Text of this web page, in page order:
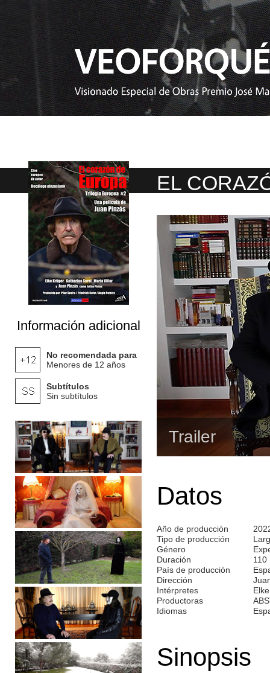
Información adicional
No recomendada para
Menores de 12 años
Subtítulos
Sin subtítulos
EL
Trailer
Datos
Año de producción
Tipo de producción
Género
Duración
110
País de producción
Dirección
Intérpretes
Productoras
Idiomas
Sinopsis